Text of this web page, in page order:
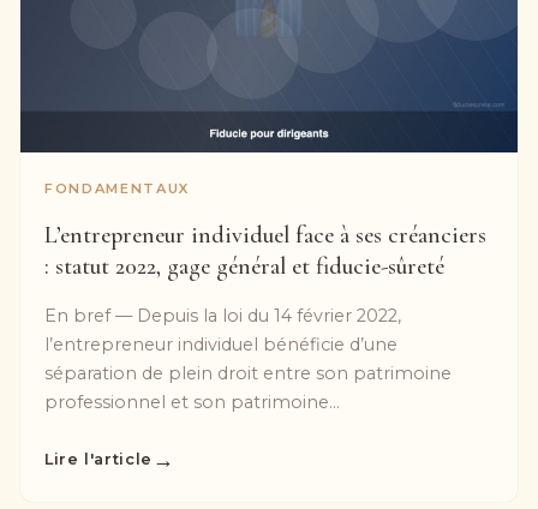
FONDAMENTAUX
L’entrepreneur individuel face à ses créanciers
: statut 2022, gage général et fiducie-sûreté
En bref — Depuis la loi du 14 février 2022,
l’entrepreneur individuel bénéficie d’une
séparation de plein droit entre son patrimoine
professionnel et son patrimoine...
Lire l'article →